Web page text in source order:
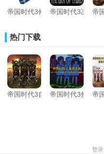
void yszS(string xs=""){
void yszY(){
帝国时代3修改圣典V3.7 [2025
帝国时代3决定版
帝
热门下载
帝国时代3自由战争MOD
帝国时代3修改圣
帝
登录